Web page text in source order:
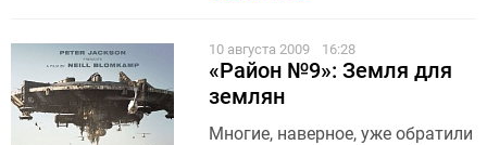
10 августа 2009 16:28
«Район №9»: Земля для
землян
Многие, наверное, уже обратили